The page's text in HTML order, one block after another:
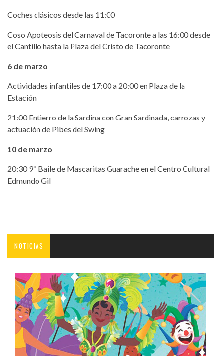
Coches clásicos desde las 11:00
Coso Apoteosis del Carnaval de Tacoronte a las 16:00 desde
el Cantillo hasta la Plaza del Cristo de Tacoronte
6 de marzo
Actividades infantiles de 17:00 a 20:00 en Plaza de la
Estación
21:00 Entierro de la Sardina con Gran Sardinada, carrozas y
actuación de Pibes del Swing
10 de marzo
20:30 9º Baile de Mascaritas Guarache en el Centro Cultural
Edmundo Gil
NOTICIAS